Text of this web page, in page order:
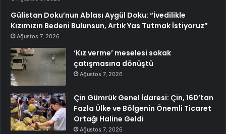
Gülistan Doku’nun Ablası Aygül Doku: “İvedilikle
Kızımızın Bedeni Bulunsun, Artık Yas Tutmak İstiyoruz”
Ağustos 7, 2026
‘Kız verme’ meselesi sokak
çatışmasına dönüştü
Ağustos 7, 2026
Çin Gümrük Genel İdaresi: Çin, 160’tan
Fazla Ülke ve Bölgenin Önemli Ticaret
Ortağı Haline Geldi
Ağustos 7, 2026